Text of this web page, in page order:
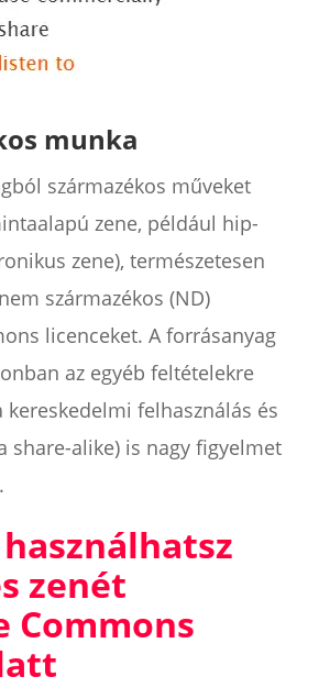
munka
származékos műveket
zene, például hip-
zene), természetesen
származékos (ND)
licenceket. A forrásanyag
az egyéb feltételekre
felhasználás és
share-alike) is nagy figyelmet
zenét
Commons